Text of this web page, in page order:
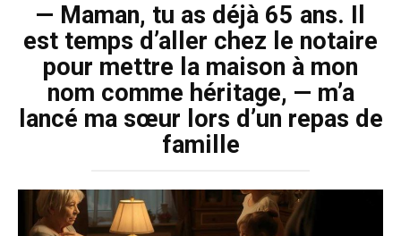
— Maman, tu as déjà 65 ans. Il
est temps d’aller chez le notaire
pour mettre la maison à mon
nom comme héritage, — m’a
lancé ma sœur lors d’un repas de
famille